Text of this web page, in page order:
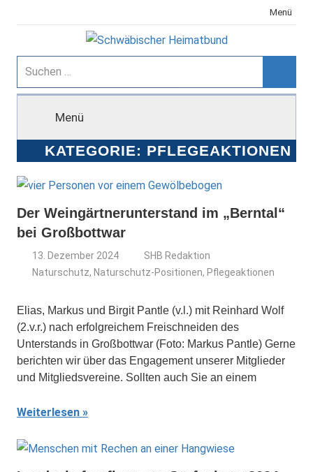
Inhalt
Menü
Schwäbischer
Heimatbund
Suchen
nach:
Menü
KATEGORIE: PFLEGEAKTIONEN
Der Weingärtnerunterstand im „Berntal“
bei Großbottwar
13. Dezember 2024
SHB Redaktion
Naturschutz, Naturschutz-Positionen, Pflegeaktionen
Elias, Markus und Birgit Pantle (v.l.) mit Reinhard Wolf
(2.v.r.) nach erfolgreichem Freischneiden des
Unterstands in Großbottwar (Foto: Markus Pantle) Gerne
berichten wir über das Engagement unserer Mitglieder
und Mitgliedsvereine. Sollten auch Sie an einem
Weiterlesen